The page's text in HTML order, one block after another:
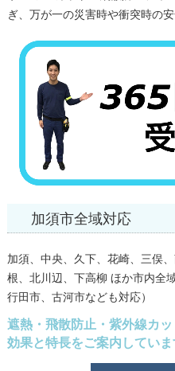
ぎ、万が一の災害時や衝突時の安
加須市全域対応
加須、中央、久下、花崎、三俣
根、北川辺、下高柳 ほか市内全
行田市、古河市なども対応）
遮熱・飛散防止・紫外線カ
効果と特長をご案内していま